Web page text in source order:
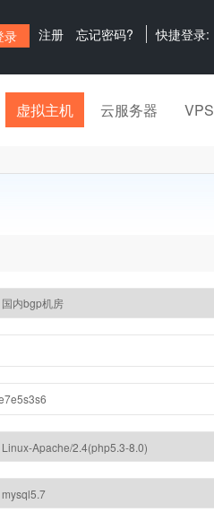
注册 忘记密码? 快捷登录:
虚拟主机 云服务器 VPS